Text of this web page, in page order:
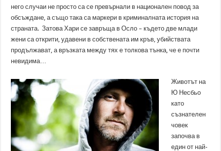
него случаи не просто са се превърнали в национален повод за
обсъждане, а също така са маркери в криминалната история на
страната. Затова Хари се завръща в Осло – където две млади
жени са открити, удавени в собствената им кръв, убийствата
продължават, а връзката между тях е толкова тънка, че е почти
невидима…
Животът на
Ю Несбьо
като
съзнателен
човек
започва в
един от най-